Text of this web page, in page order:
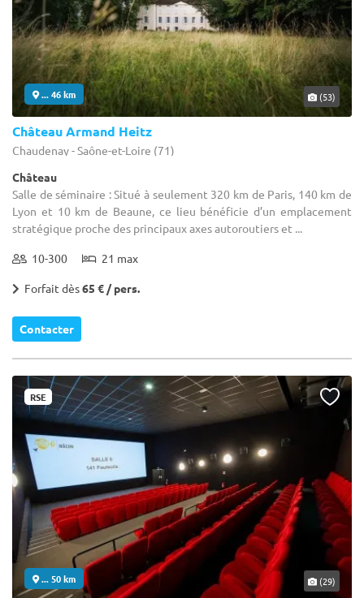
... 46 km (53)
Château Armand Heitz
Chaudenay - Saône-et-Loire (71)
Château
Salle de séminaire : Situé à seulement 320 km de Paris, 140 km de
Lyon et 10 km de Beaune, ce lieu bénéficie d’un emplacement
stratégique proche des principaux axes autoroutiers et ...
10-300 21 max
Forfait dès65 € / pers.
Contacter
RSE
... 50 km (29)